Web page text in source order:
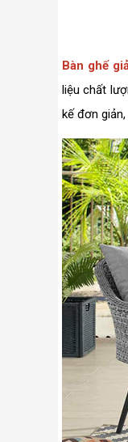
Bàn ghế
liệu chất
kế đơn